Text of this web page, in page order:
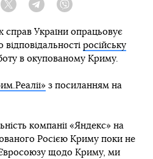
Twitter TelegramViber
справ України опрацьовує
російську
в окупованому Криму.
з посиланням на
компанії «Яндекс» на
Росією Криму поки не
Євросоюзу щодо Криму, ми